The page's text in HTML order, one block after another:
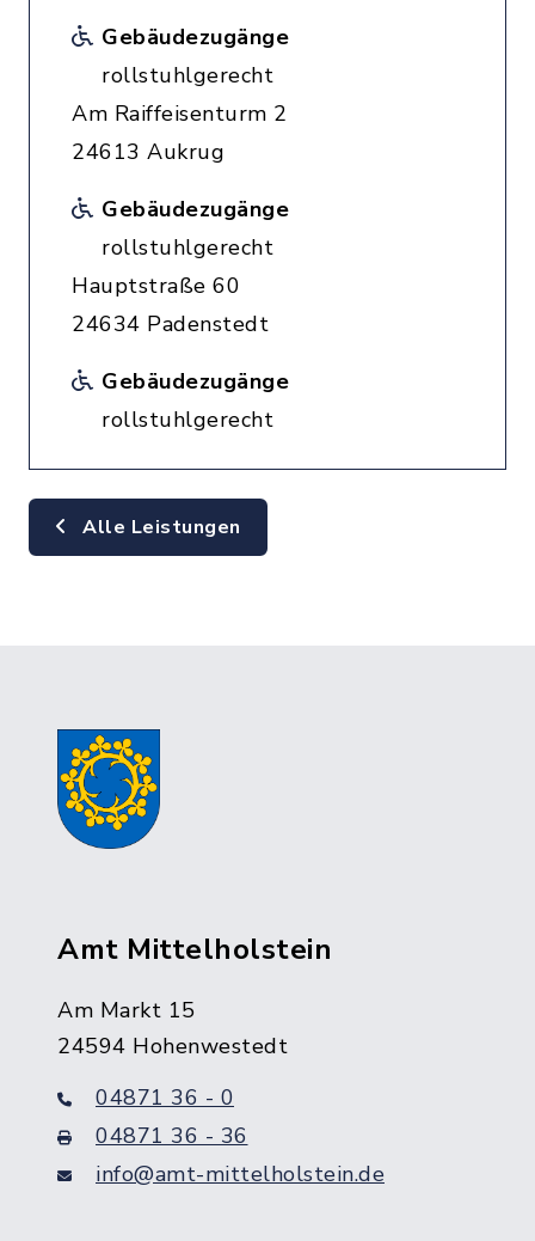
Gebäudezugänge
rollstuhlgerecht
Am Raiffeisenturm 2
24613 Aukrug
Gebäudezugänge
rollstuhlgerecht
Hauptstraße 60
24634 Padenstedt
Gebäudezugänge
rollstuhlgerecht
Alle Leistungen
Amt Mittelholstein
Am Markt 15
24594 Hohenwestedt
04871 36 - 0
04871 36 - 36
info@amt-mittelholstein.de